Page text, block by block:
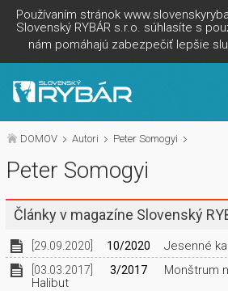
Používaním stránok
Slovenský RYBÁR s.r.o. súhlasíte s
nám pomáhajú zabezpečiť lepšie
DOMOV Autori Peter Somogyi
Peter Somogyi
Články v magazíne Slovenský
[29.09.2020] 10/2020 Jesenné
[03.03.2017] 3/2017
Monštrum
Halibut